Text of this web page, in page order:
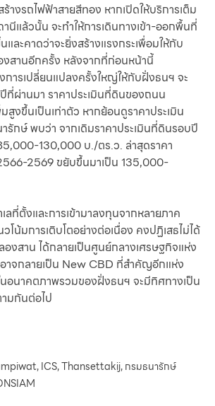
างรถไฟฟ้าสายสีทอง หากเปิดให้บริการเต็ม
แล้วนั้น จะทำให้การเดินทางเข้า-ออกพื้นที่
ละคาดว่าจะยิ่งสร้างแรงกระเพื่อมให้กับ
สานอีกครั้ง หลังจากที่ก่อนหน้านี้
การเปลี่ยนแปลงครั้งใหญ่ให้กับฝั่งธนฯ จะ
ที่ผ่านมา ราคาประเมินที่ดินของถนน
งขึ้นเป็นเท่าตัว หากย้อนดูราคาประเมิน
รักษ์ พบว่า จากเดิมราคาประเมินที่ดินรอบปี
130,000 บ./ตร.ว. ล่าสุดราคา
2569 ขยับขึ้นมาเป็น 135,000-
ที่ตั้งและการเข้ามาลงทุนจากหลายภาค
โน้มการเติบโตอย่างต่อเนื่อง คงปฏิเสธไม่ได้
งสาน ได้กลายเป็นศูนย์กลางเศรษฐกิจแห่ง
าจกลายเป็น New CBD ที่สำคัญอีกแห่ง
อนาคตภาพรวมของฝั่งธนฯ จะมีทิศทางเป็น
มกันต่อไป
ICS, Thansettakij, กรมธนารักษ์